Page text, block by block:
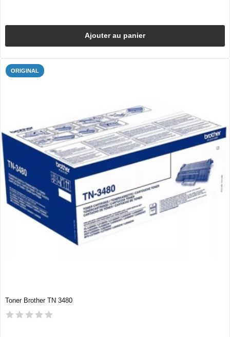
Ajouter au panier
ORIGINAL
Toner Brother TN 3480